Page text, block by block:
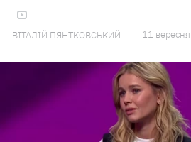
ВІТАЛІЙ ПЯНТКОВСЬКИЙ 11